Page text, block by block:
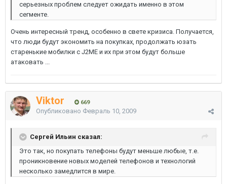
серьезных проблем следует ожидать именно в этом
сегменте.
Очень интересный тренд, особенно в свете кризиса. Получается,
что люди будут экономить на покупках, продолжать юзать
старенькие мобилки с J2ME и их при этом будут больше
атаковать ...
Viktor 669
Опубликовано Февраль 10, 2009
Сергей Ильин сказал:
Это так, но покупать телефоны будут меньше любые, т.е.
проникновение новых моделей телефонов и технологий
несколько замедлится в мире.